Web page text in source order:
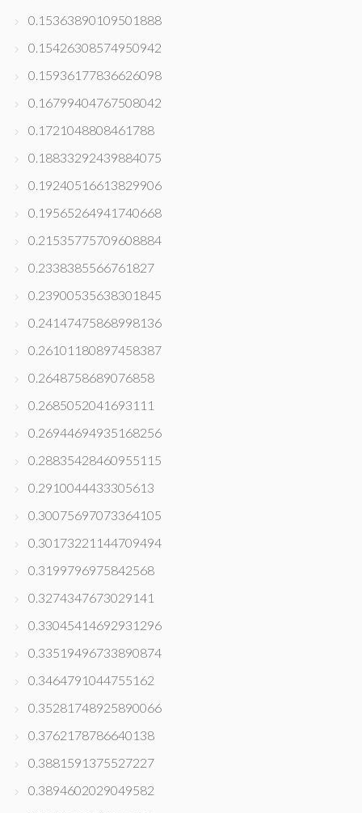
0.15363890109501888
0.15426308574950942
0.15936177836626098
0.16799404767508042
0.1721048808461788
0.18833292439884075
0.19240516613829906
0.19565264941740668
0.21535775709608884
0.2338385566761827
0.23900535638301845
0.24147475868998136
0.26101180897458387
0.2648758689076858
0.2685052041693111
0.26944694935168256
0.28835428460955115
0.2910044433305613
0.30075697073364105
0.30173221144709494
0.3199796975842568
0.3274347673029141
0.33045414692931296
0.33519496733890874
0.3464791044755162
0.35281748925890066
0.3762178786640138
0.3881591375527227
0.3894602029049582